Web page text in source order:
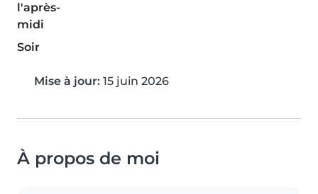
l'après-
midi
Soir
Mise à jour: 15 juin 2026
À propos de moi